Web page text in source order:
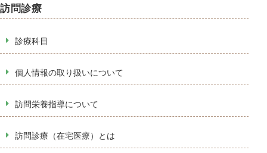
訪問診療
診療科目
個人情報の取り扱いについて
訪問栄養指導について
訪問診療（在宅医療）とは